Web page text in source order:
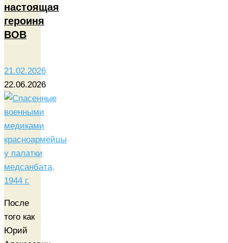
настоящая
героиня
ВОВ
21.02.2026
22.06.2026
После
того как
Юрий